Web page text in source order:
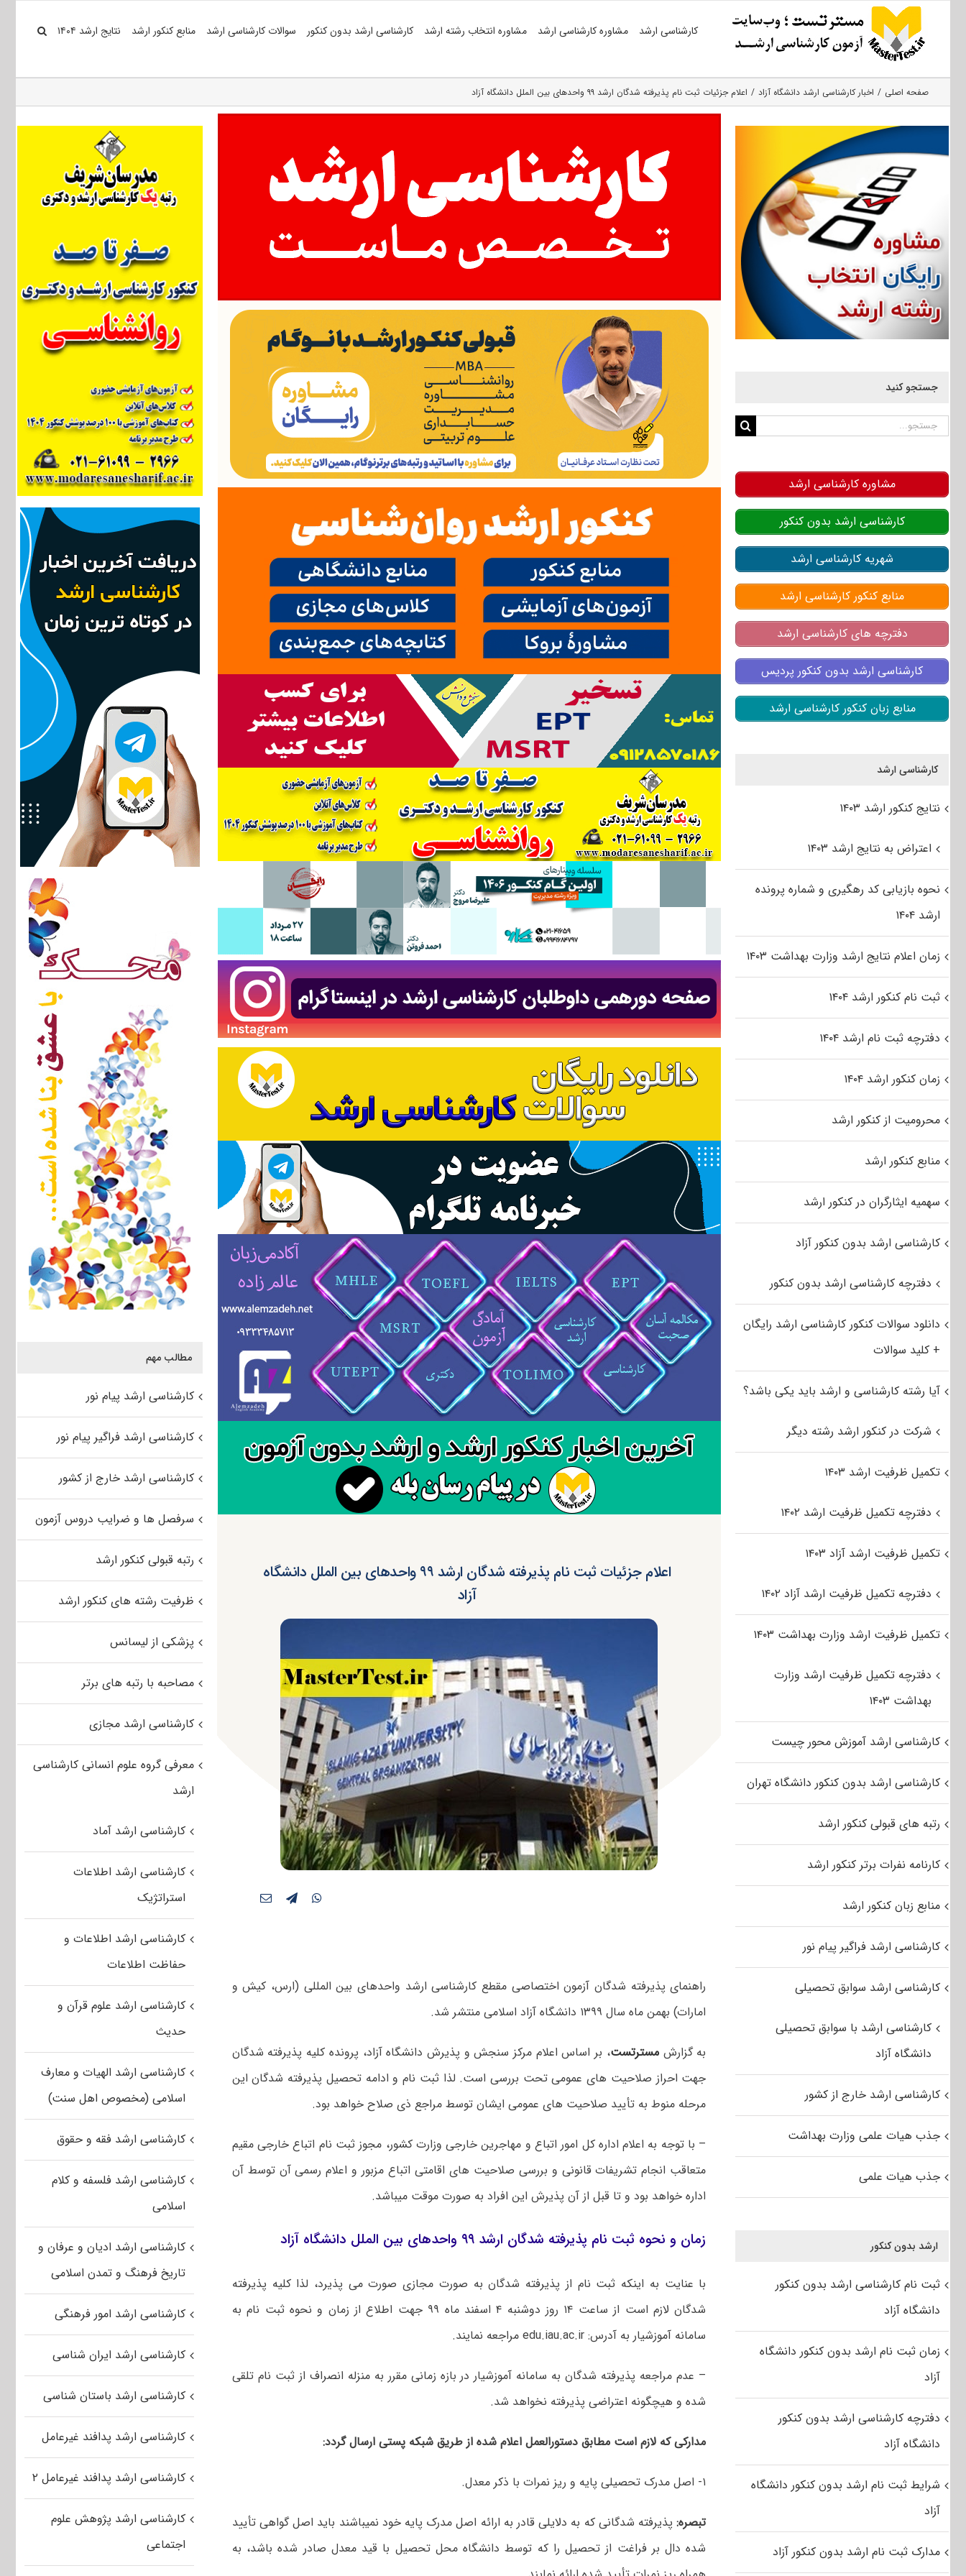
کارشناسی ارشد مشاوره کارشناسی ارشد مشاوره انتخاب رشته ارشد کارشناسی ارشد بدون کنکور سوالات کارشناسی ارشد منابع کنکور ارشد نتایج ارشد ۱۴۰۴
صفحه اصلی اخبار کارشناسی ارشد دانشگاه آزاد اعلام جزئیات ثبت نام پذیرفته شدگان ارشد ۹۹ واحدهای بین الملل دانشگاه آزاد
اعلام جزئیات ثبت نام پذیرفته شدگان ارشد ۹۹ واحدهای بین الملل دانشگاه
آزاد
راهنمای پذیرفته شدگان آزمون اختصاصی مقطع کارشناسی ارشد واحدهای بین المللی (ارس، کیش و
امارات) بهمن ماه سال ۱۳۹۹ دانشگاه آزاد اسلامی منتشر شد.
به گزارشمسترتست، بر اساس اعلام مرکز سنجش و پذیرش دانشگاه آزاد، پرونده کلیه پذیرفته شدگان
جهت احراز صلاحیت های عمومی تحت بررسی است. لذا ثبت نام و ادامه تحصیل پذیرفته شدگان این
مرحله منوط به تأیید صلاحیت های عمومی ایشان توسط مراجع ذی صلاح خواهد بود.
– با توجه به اعلام اداره کل امور اتباع و مهاجرین خارجی وزارت کشور، مجوز ثبت نام اتباع خارجی مقیم
متعاقب انجام تشریفات قانونی و بررسی صلاحیت های اقامتی اتباع مزبور و اعلام رسمی آن توسط آن
اداره خواهد بود و تا قبل از آن پذیرش این افراد به صورت موقت میباشد.
زمان و نحوه ثبت نام پذیرفته شدگان ارشد ۹۹ واحدهای بین الملل دانشگاه آزاد
با عنایت به اینکه ثبت نام از پذیرفته شدگان به صورت مجازی صورت می پذیرد، لذا کلیه پذیرفته
شدگان لازم است از ساعت ۱۴ روز دوشنبه ۴ اسفند ماه ۹۹
جهت اطلاع از زمان و نحوه ثبت نام به
سامانه آموزشیار به آدرس:
edu.iau.ac.ir مراجعه نمایند.
– عدم مراجعه پذیرفته شدگان به سامانه آموزشیار در بازه زمانی مقرر به منزله انصراف از ثبت نام تلقی
شده و هیچگونه اعتراضی پذیرفته نخواهد شد.
مدارکی که لازم است مطابق دستورالعمل اعلام شده از طریق شبکه پستی ارسال گردد:
۱- اصل مدرک تحصیلی پایه و ریز نمرات با ذکر معدل .
تبصره: پذیرفته شدگانی که به دلایلی قادر به ارائه اصل مدرک پایه خود نمیباشند باید اصل گواهی تأیید
شده دال بر فراغت از تحصیل را که توسط دانشگاه محل تحصیل با قید معدل صادر شده باشد، به
مطالب مهم
کارشناسی ارشد پیام نور
کارشناسی ارشد فراگیر پیام نور
کارشناسی ارشد خارج از کشور
سرفصل ها و ضرایب دروس آزمون
رتبه قبولی کنکور ارشد
ظرفیت رشته های کنکور ارشد
پزشکی از لیسانس
مصاحبه با رتبه های برتر
کارشناسی ارشد مجازی
معرفی گروه علوم انسانی کارشناسی
ارشد
کارشناسی ارشد آماد
کارشناسی ارشد اطلاعات
استراتژیک
کارشناسی ارشد اطلاعات و
حفاظت اطلاعات
کارشناسی ارشد علوم قرآن و
حدیث
کارشناسی ارشد الهیات و معارف
اسلامی (مخصوص اهل سنت)
کارشناسی ارشد فقه و حقوق
کارشناسی ارشد فلسفه و کلام
اسلامی
کارشناسی ارشد ادیان و عرفان و
تاریخ فرهنگ و تمدن اسلامی
کارشناسی ارشد امور فرهنگی
کارشناسی ارشد ایران شناسی
کارشناسی ارشد باستان شناسی
کارشناسی ارشد پدافند غیرعامل
کارشناسی ارشد پدافند غیرعامل ۲
کارشناسی ارشد پژوهش علوم
اجتماعی
جستجو کنید
جستجو
مشاوره کارشناسی ارشد
کارشناسی ارشد بدون کنکور
شهریه کارشناسی ارشد
منابع کنکور کارشناسی ارشد
دفترچه های کارشناسی ارشد
کارشناسی ارشد بدون کنکور پردیس
منابع زبان کنکور کارشناسی ارشد
کارشناسی ارشد
نتایج کنکور ارشد ۱۴۰۳
اعتراض به نتایج ارشد ۱۴۰۳
نحوه بازیابی کد رهگیری و شماره پرونده
ارشد ۱۴۰۴
زمان اعلام نتایج ارشد وزارت بهداشت ۱۴۰۳
ثبت نام کنکور ارشد ۱۴۰۴
دفترچه ثبت نام ارشد ۱۴۰۴
زمان کنکور ارشد ۱۴۰۴
محرومیت از کنکور ارشد
منابع کنکور ارشد
سهمیه ایثارگران در کنکور ارشد
کارشناسی ارشد بدون کنکور آزاد
دفترچه کارشناسی ارشد بدون کنکور
دانلود سوالات کنکور کارشناسی ارشد رایگان
+ کلید سوالات
آیا رشته کارشناسی و ارشد باید یکی باشد؟
شرکت در کنکور ارشد رشته دیگر
تکمیل ظرفیت ارشد ۱۴۰۳
دفترچه تکمیل ظرفیت ارشد ۱۴۰۲
تکمیل ظرفیت ارشد آزاد ۱۴۰۳
دفترچه تکمیل ظرفیت ارشد آزاد ۱۴۰۲
تکمیل ظرفیت ارشد وزارت بهداشت ۱۴۰۳
دفترچه تکمیل ظرفیت ارشد وزارت
بهداشت ۱۴۰۳
کارشناسی ارشد آموزش محور چیست
کارشناسی ارشد بدون کنکور دانشگاه تهران
رتبه های قبولی کنکور ارشد
کارنامه نفرات برتر کنکور ارشد
منابع زبان کنکور ارشد
کارشناسی ارشد فراگیر پیام نور
کارشناسی ارشد سوابق تحصیلی
کارشناسی ارشد با سوابق تحصیلی
دانشگاه آزاد
کارشناسی ارشد خارج از کشور
جذب هیات علمی وزارت بهداشت
جذب هیات علمی
ارشد بدون کنکور
ثبت نام کارشناسی ارشد بدون کنکور
دانشگاه آزاد
زمان ثبت نام ارشد بدون کنکور دانشگاه
آزاد
دفترچه کارشناسی ارشد بدون کنکور
دانشگاه آزاد
شرایط ثبت نام ارشد بدون کنکور دانشگاه
آزاد
مدارک ثبت نام ارشد بدون کنکور آزاد